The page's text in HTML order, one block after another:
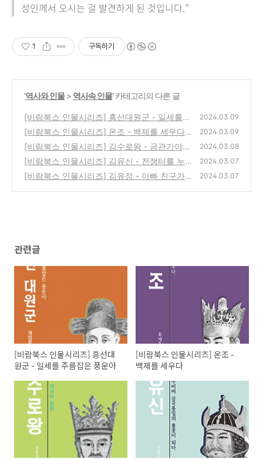
성인께서 오시는 걸 발견하게 된 것입니다.”
1 구독하기
'역사와 인물> 역사속 인물' 카테고리의 다른 글
[비람북스 인물시리즈] 흥선대원군 - 일세를
주름잡은 풍운아
(0)
2024.03.09
[비람북스 인물시리즈] 온조 - 백제를 세우다
(0)
2024.03.09
[비람북스 인물시리즈] 김수로왕 - 금관가야의
역사와 문화
(1)
2024.03.08
[비람북스 인물시리즈] 김유신 - 전쟁터를 누
비며 삼국통일의 불꽃이 되다
2024.03.07
[비람북스 인물시리즈] 김유정 - 아빠 친구가
2024.03.07
관련글
[비람북스 인물시리즈] 흥선대
원군 - 일세를 주름잡은 풍운아
[비람북스 인물시리즈] 온조 -
백제를 세우다